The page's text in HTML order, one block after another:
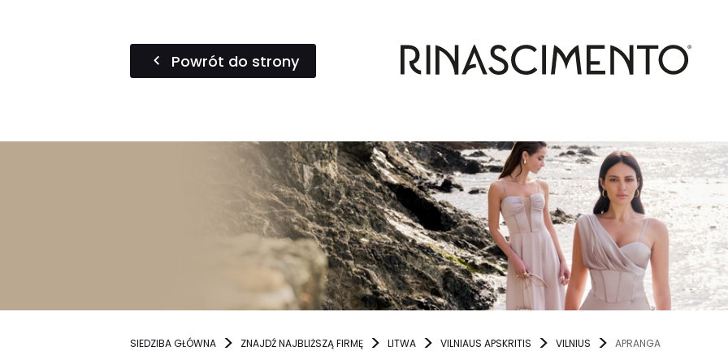
Powrót do strony
SIEDZIBA GŁÓWNA ZNAJDŹ NAJBLIŻSZĄ FIRMĘ LITWA VILNIAUS APSKRITIS VILNIUS APRANGA